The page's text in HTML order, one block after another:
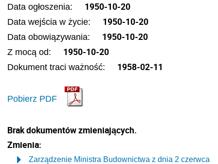
Data ogłoszenia: 1950-10-20
Data wejścia w życie: 1950-10-20
Data obowiązywania: 1950-10-20
Z mocą od: 1950-10-20
Dokument traci ważność: 1958-02-11
Pobierz PDF
Brak dokumentów zmieniających.
Zmienia:
Zarządzenie Ministra Budownictwa z dnia 2 czerwca